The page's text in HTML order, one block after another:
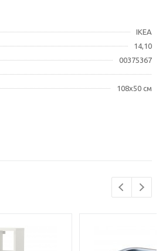
IKEA
14,10
00375367
108x50 см